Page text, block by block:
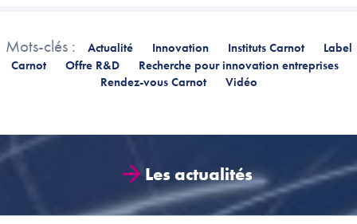
Mots-clés : Actualité Innovation Instituts Carnot
Label
Carnot
Offre R&D
Recherche pour innovation entreprises
Rendez-vous Carnot
Vidéo
Les actualités